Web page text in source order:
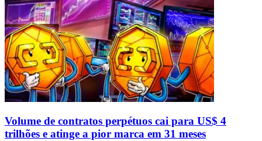
Volume de contratos perpétuos cai para US$ 4
trilhões e atinge a pior marca em 31 meses